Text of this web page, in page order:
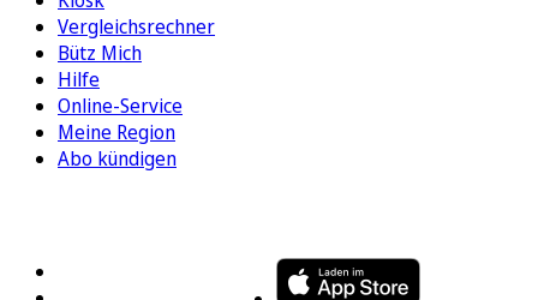
Vergleichsrechner
Bütz Mich
Hilfe
Online-Service
Meine Region
Abo kündigen